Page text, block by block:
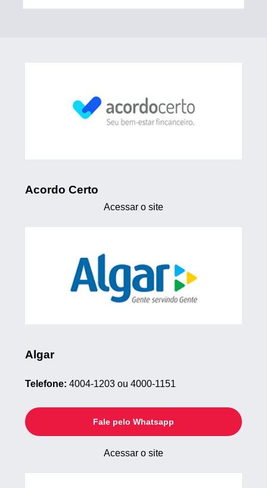
Acordo Certo
Acessar o site
Algar
Telefone: 4004-1203 ou 4000-1151
Fale pelo Whatsapp
Acessar o site